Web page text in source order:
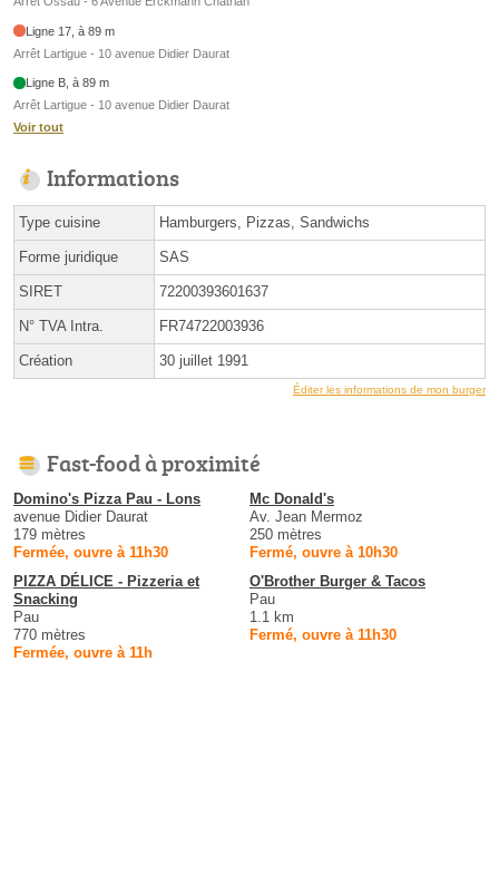
Ligne 17, à 89 m
Arrêt Lartigue - 10 avenue Didier Daurat
Ligne B, à 89 m
Arrêt Lartigue - 10 avenue Didier Daurat
Voir tout
Informations
Type cuisine Hamburgers, Pizzas, Sandwichs
Forme juridique SAS
SIRET 72200393601637
N° TVA Intra. FR74722003936
Création 30 juillet 1991
Éditer les informations de mon burger
Fast-food à proximité
Domino's Pizza Pau - Lons
avenue Didier Daurat
179 mètres
Fermée, ouvre à 11h30
Mc Donald's
Av. Jean Mermoz
250 mètres
Fermé, ouvre à 10h30
PIZZA DÉLICE - Pizzeria et
Snacking
Pau
770 mètres
Fermée, ouvre à 11h
O'Brother Burger & Tacos
Pau
1.1 km
Fermé, ouvre à 11h30